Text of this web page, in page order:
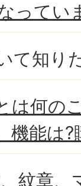
ってい
て知り
は何の
機能は
紋章、